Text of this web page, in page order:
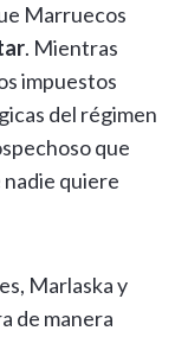
Marruecos
. Mientras
impuestos
del régimen
que
nadie quiere
Marlaska y
de manera